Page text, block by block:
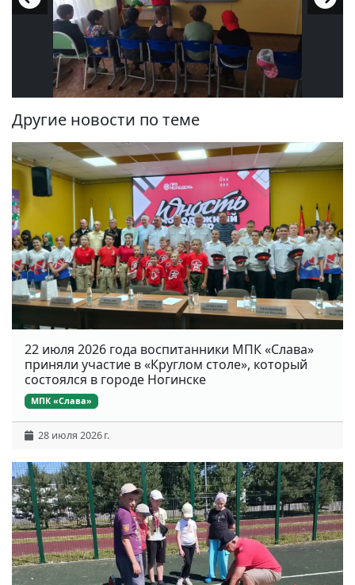
Другие новости по теме
22 июля 2026 года воспитанники МПК «Слава»
приняли участие в «Круглом столе», который
состоялся в городе Ногинске
МПК «Слава»
28 июля 2026 г.